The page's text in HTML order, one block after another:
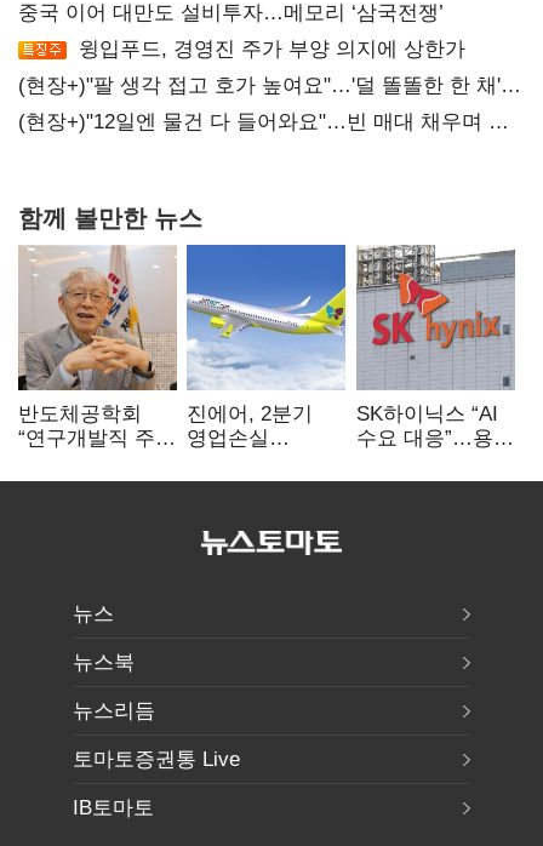
중국 이어 대만도 설비투자…메모리 ‘삼국전쟁’
윙입푸드, 경영진 주가 부양 의지에 상한가
(현장+)"팔 생각 접고 호가 높여요"…'덜 똘똘한 한 채'
20억 키맞추기
(현장+)"12일엔 물건 다 들어와요"…빈 매대 채우며 문
함께 볼만한 뉴스
반도체공학회
“연구개발직 주
개선해야”
진에어, 2분기
영업손실
상승 여파
SK하이닉스 “AI
수요 대응”…용인
투자
뉴스
뉴스북
뉴스리듬
토마토증권통 Live
IB토마토